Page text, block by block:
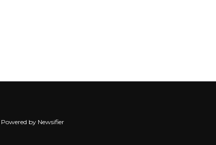
Powered by Newsifier